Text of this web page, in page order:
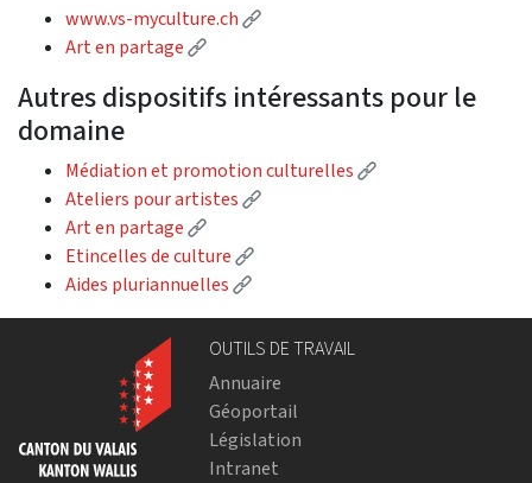
www.vs-myculture.ch
(External link)
Art en partage
(External link)
Autres dispositifs intéressants pour le
domaine
Médiation et promotion culturelles
(External link)
Ateliers pour artistes
(External link)
Art en partage
(External link)
Etincelles de culture
(External link)
Aides pluriannuelles
(External link)
OUTILS DE TRAVAIL
Annuaire
Géoportail
Législation
Intranet